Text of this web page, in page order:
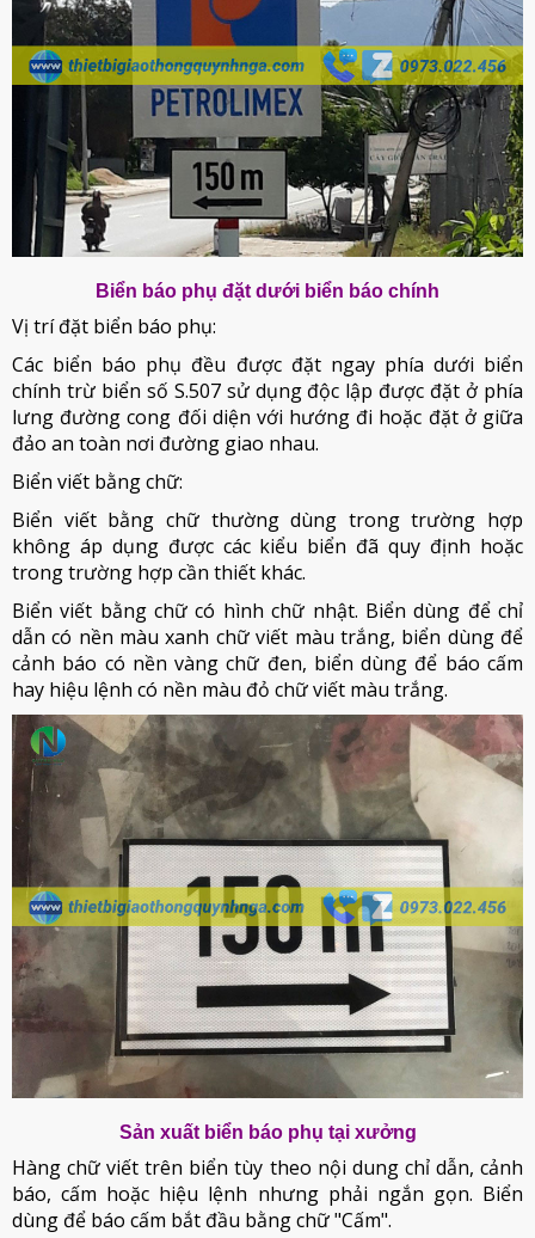
Biển báo phụ đặt dưới biển báo chính
Vị trí đặt biển báo phụ:
Các biển báo phụ đều được đặt ngay phía dưới biển
chính trừ biển số S.507 sử dụng độc lập được đặt ở phía
lưng đường cong đối diện với hướng đi hoặc đặt ở giữa
đảo an toàn nơi đường giao nhau.
Biển viết bằng chữ:
Biển viết bằng chữ thường dùng trong trường hợp
không áp dụng được các kiểu biển đã quy định hoặc
trong trường hợp cần thiết khác.
Biển viết bằng chữ có hình chữ nhật. Biển dùng để chỉ
dẫn có nền màu xanh chữ viết màu trắng, biển dùng để
cảnh báo có nền vàng chữ đen, biển dùng để báo cấm
hay hiệu lệnh có nền màu đỏ chữ viết màu trắng.
Sản xuất biển báo phụ tại xưởng
Hàng chữ viết trên biển tùy theo nội dung chỉ dẫn, cảnh
báo, cấm hoặc hiệu lệnh nhưng phải ngắn gọn. Biển
dùng để báo cấm bắt đầu bằng chữ "Cấm".